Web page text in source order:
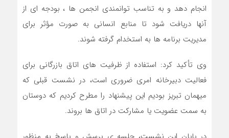
انجام دهد و به تناسب توانمندی انجمن ها ، بودجه ای از
آنها دریافت شود تا منابع انسانی به صورت مؤثر برای
مدیریت برنامه ‌ها به استخدام گرفته شوند.
وی تأکید کرد: استفاده از ظرفیت ‌های اتاق بازرگانی برای
فعالیت دبیرخانه امری ضروری است، در نشست قبلی که
میهمان تبریز بودیم این پیشنهاد را مطرح کردیم که دوستان
به سمت عضویت یا مشارکت در اتاق ‌ها بروند.